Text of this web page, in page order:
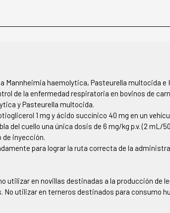
Mannheimia haemolytica, Pasteurella multocida e
de la enfermedad respiratoria en bovinos de
y Pasteurella multocida.
1 mg y ácido succínico 40 mg en un
del cuello una única dosis de 6 mg/kg p.v. (2 mL/
de inyección.
para lograr la ruta correcta de la
utilizar en novillas destinadas a la producción de
utilizar en terneros destinados para consumo